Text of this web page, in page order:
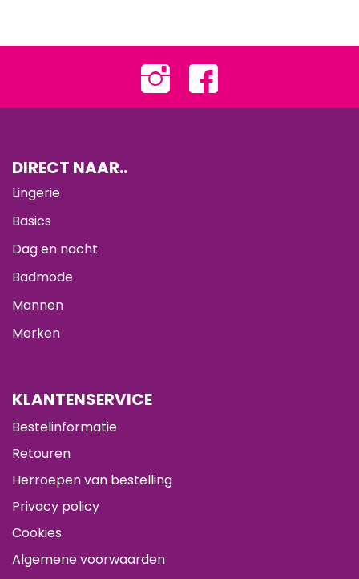
DIRECT NAAR..
Lingerie
Basics
Dag en nacht
Badmode
Mannen
Merken
KLANTENSERVICE
Bestelinformatie
Retouren
Herroepen van bestelling
Privacy policy
Cookies
Algemene voorwaarden